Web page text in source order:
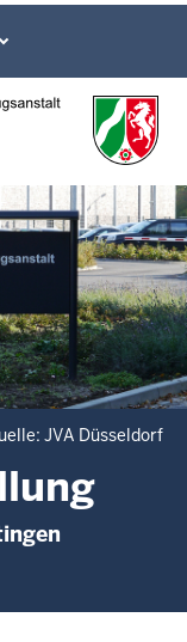
JVA Düsseldorf